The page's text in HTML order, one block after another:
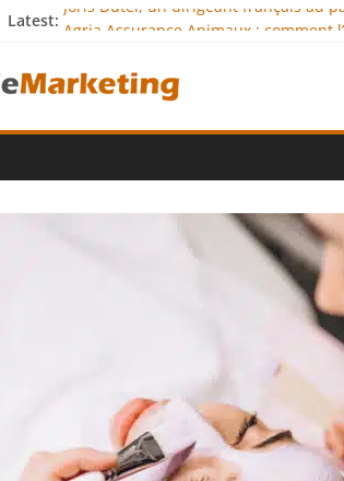
Latest: Joris Dutel, un dirigeant français au
JCA Academy : l’excellence au
Denis Bouclon : la diplomatie